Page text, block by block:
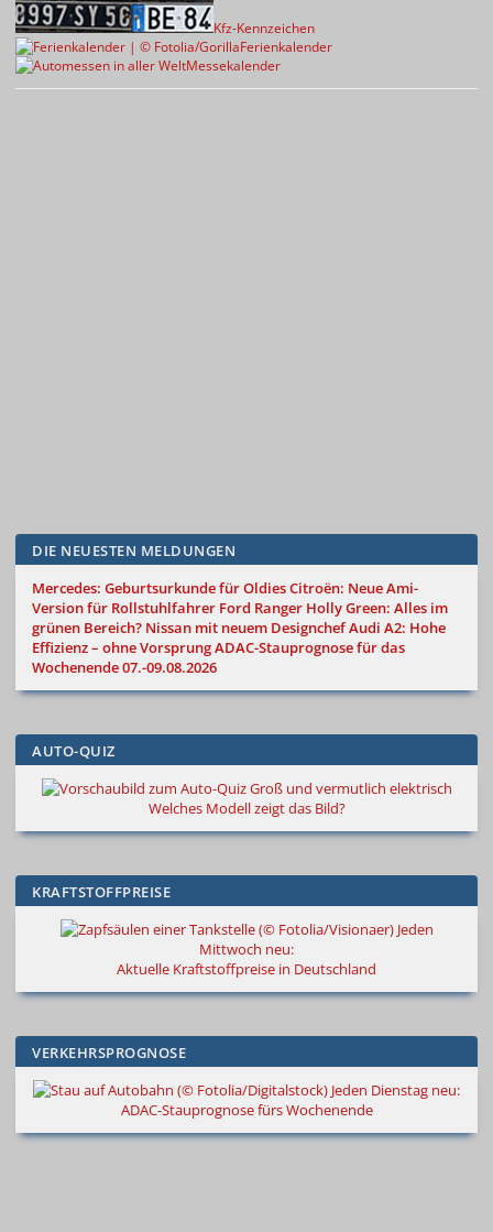
Kfz-Kennzeichen
Ferienkalender
Messekalender
DIE NEUESTEN MELDUNGEN
Mercedes: Geburtsurkunde für OldiesCitroën: Neue Ami-
Version für Rollstuhlfahrer Ford Ranger Holly Green: Alles im
grünen Bereich? Nissan mit neuem DesignchefAudi A2: Hohe
Effizienz – ohne VorsprungADAC-Stauprognose für das
Wochenende 07.-09.08.2026
AUTO-QUIZ
Groß und vermutlich elektrisch
Welches Modell zeigt das Bild?
KRAFTSTOFFPREISE
Jeden
Mittwoch neu:
Aktuelle Kraftstoffpreise in Deutschland
VERKEHRSPROGNOSE
Jeden Dienstag neu:
ADAC-Stauprognose fürs Wochenende